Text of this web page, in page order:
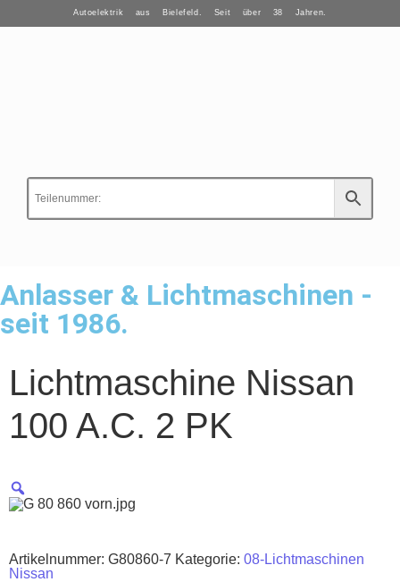
Autoelektrik aus Bielefeld. Seit über 38 Jahren.
Anlasser & Lichtmaschinen -
seit 1986.
Lichtmaschine Nissan
100 A.C. 2 PK
Artikelnummer: G80860-7 Kategorie: 08-Lichtmaschinen
Nissan